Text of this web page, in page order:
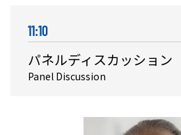
11:10
パネルディスカッション
Panel Discussion